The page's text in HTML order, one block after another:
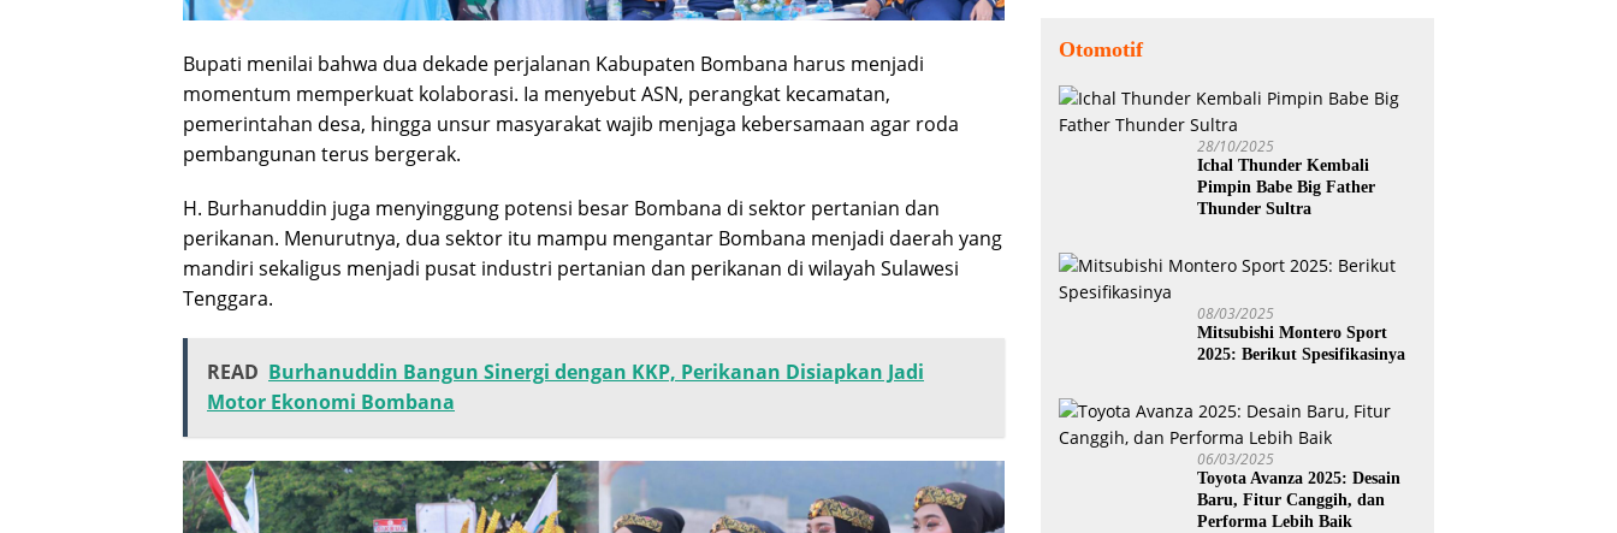
Bupati menilai bahwa dua dekade perjalanan Kabupaten Bombana harus menjadi
momentum memperkuat kolaborasi. Ia menyebut ASN, perangkat kecamatan,
pemerintahan desa, hingga unsur masyarakat wajib menjaga kebersamaan agar roda
pembangunan terus bergerak.
H. Burhanuddin juga menyinggung potensi besar Bombana di sektor pertanian dan
perikanan. Menurutnya, dua sektor itu mampu mengantar Bombana menjadi daerah yang
mandiri sekaligus menjadi pusat industri pertanian dan perikanan di wilayah Sulawesi
Tenggara.
READ Burhanuddin Bangun Sinergi dengan KKP, Perikanan Disiapkan Jadi
Motor Ekonomi Bombana
Otomotif
28/10/2025
Ichal Thunder Kembali
Pimpin Babe Big Father
Thunder Sultra
08/03/2025
Mitsubishi Montero Sport
2025: Berikut Spesifikasinya
06/03/2025
Toyota Avanza 2025: Desain
Baru, Fitur Canggih, dan
Performa Lebih Baik